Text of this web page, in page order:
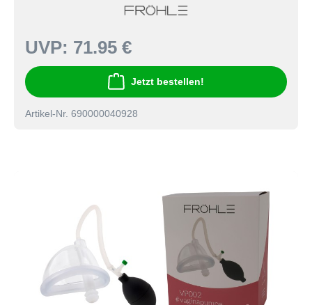
UVP: 71.95 €
Jetzt bestellen!
Artikel-Nr. 690000040928